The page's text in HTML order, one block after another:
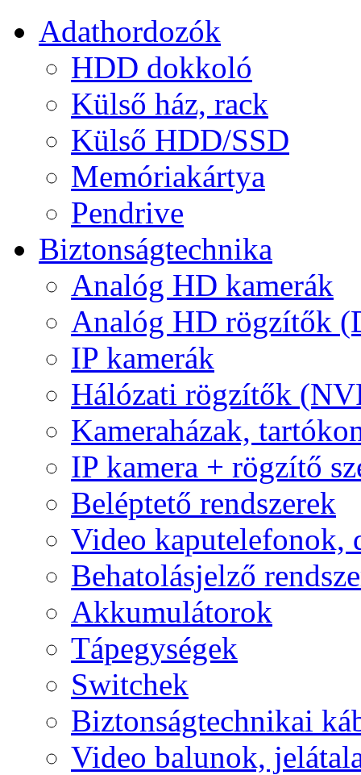
Adathordozók
HDD dokkoló
Külső ház, rack
Külső HDD/SSD
Memóriakártya
Pendrive
Biztonságtechnika
Analóg HD kamerák
Analóg HD rögzítők
IP kamerák
Hálózati rögzítők
Kameraházak,
IP kamera + rögzítő
Beléptető rendszerek
Video kaputelefonok,
Behatolásjelző
Akkumulátorok
Tápegységek
Switchek
Biztonságtechnikai
Video balunok,